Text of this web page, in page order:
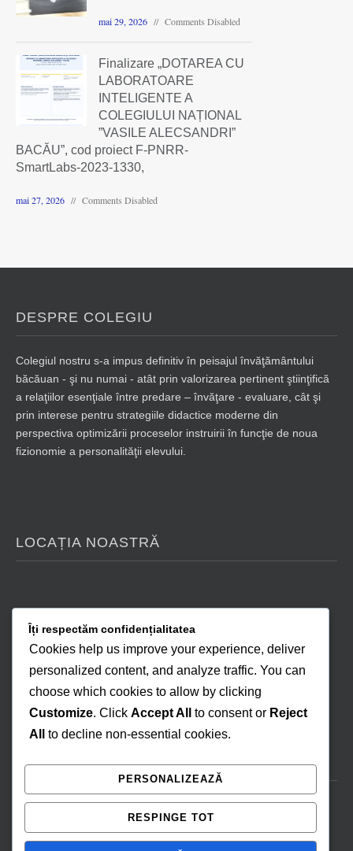
mai 29, 2026 Comments Disabled
Finalizare „DOTAREA CU
LABORATOARE
INTELIGENTE A
COLEGIULUI NAȚIONAL
”VASILE ALECSANDRI”
BACĂU”, cod proiect F-PNRR-
SmartLabs-2023-1330,
mai 27, 2026 Comments Disabled
DESPRE COLEGIU
Colegiul nostru s-a impus definitiv în peisajul învăţământului
băcăuan - şi nu numai - atât prin valorizarea pertinent ştiinţifică
a relaţiilor esenţiale între predare – învăţare - evaluare, cât şi
prin interese pentru strategiile didactice moderne din
perspectiva optimizării proceselor instruirii în funcţie de noua
fizionomie a personalităţii elevului.
LOCAȚIA NOASTRĂ
NE GĂSEȘTI ȘI ONLINE
Îți respectăm confidențialitatea
Cookies help us improve your experience, deliver
personalized content, and analyze traffic. You can
choose which cookies to allow by clicking
Customize. Click Accept All to consent or Reject
All
to decline non-essential cookies.
PERSONALIZEAZĂ
RESPINGE TOT